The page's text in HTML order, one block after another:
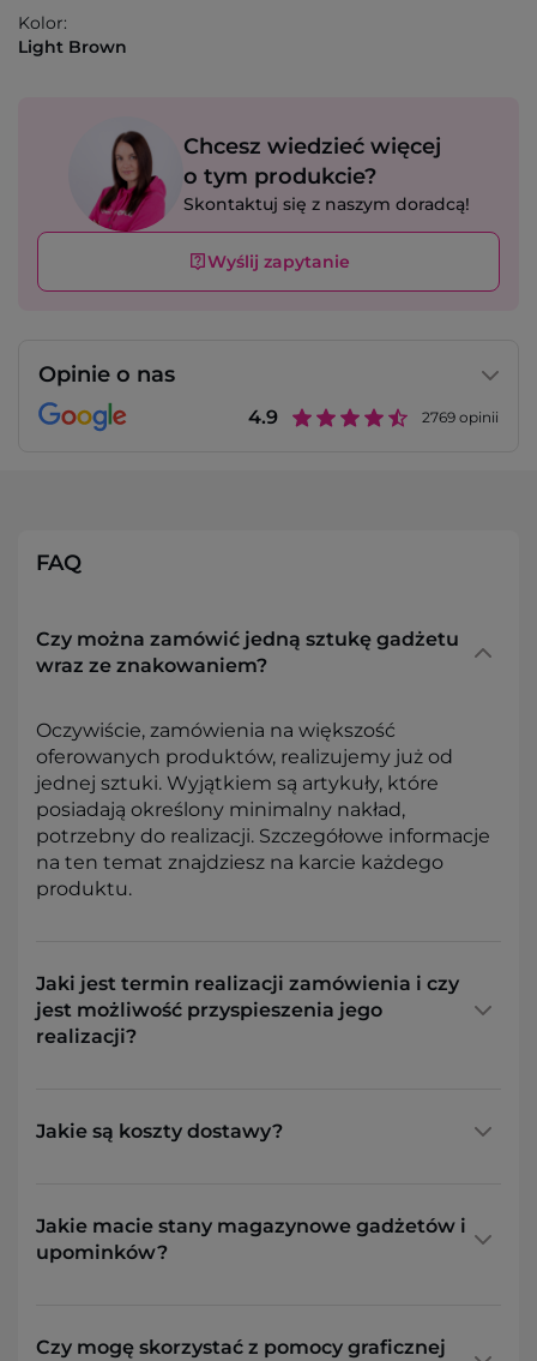
Kolor:
Light Brown
Chcesz wiedzieć więcej
o tym produkcie?
Skontaktuj się z naszym doradcą!
Wyślij zapytanie
Opinie o nas
4.9 2769 opinii
FAQ
Czy można zamówić jedną sztukę gadżetu
wraz ze znakowaniem?
Oczywiście, zamówienia na większość
oferowanych produktów, realizujemy już od
jednej sztuki. Wyjątkiem są artykuły, które
posiadają określony minimalny nakład,
potrzebny do realizacji. Szczegółowe informacje
na ten temat znajdziesz na karcie każdego
produktu.
Jaki jest termin realizacji zamówienia i czy
jest możliwość przyspieszenia jego
realizacji?
Jakie są koszty dostawy?
Jakie macie stany magazynowe gadżetów i
upominków?
Czy mogę skorzystać z pomocy graficznej